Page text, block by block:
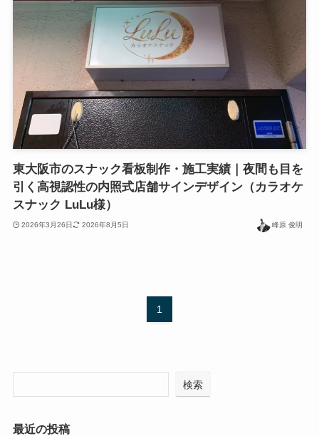
東大阪市のスナック看板制作・施工実績｜夜間も目を
引く高視認性の内照式店舗サインデザイン（カラオケ
スナック LuLu様）
2026年3月26日 2026年8月5日 峰原 俊明
1
検索
最近の投稿